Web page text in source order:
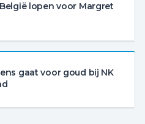
lopen voor Margret
gaat voor goud bij NK